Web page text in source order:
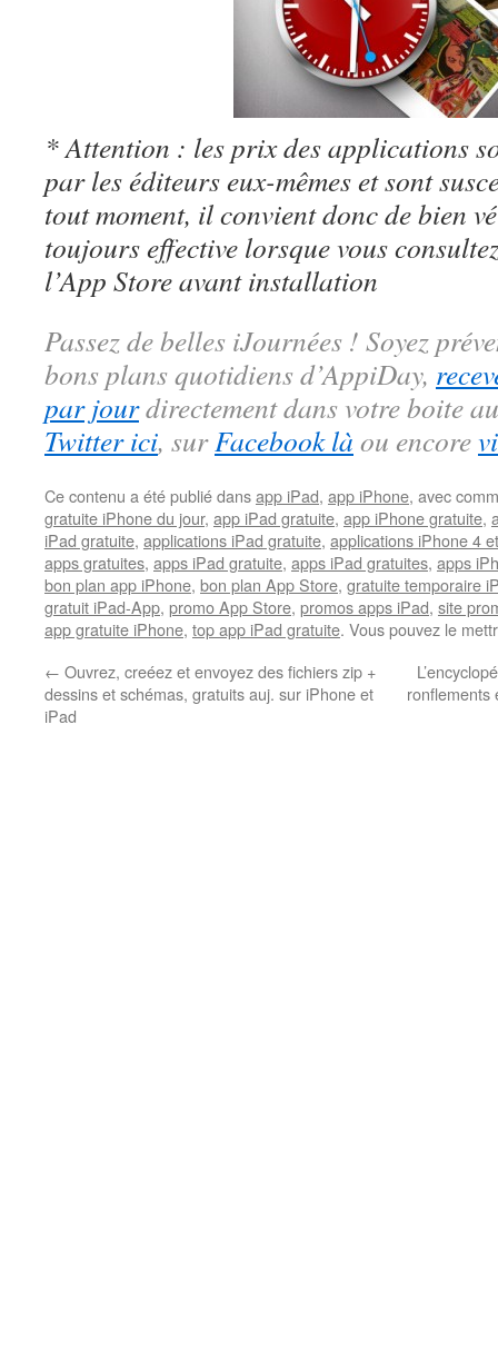
* Attention : les prix des applications
par les éditeurs eux-mêmes et sont
tout moment, il convient donc de bien
toujours effective lorsque vous
l’App Store avant installation
Passez de belles iJournées ! Soyez
bons plans quotidiens d’AppiDay,
par jourdirectement dans votre boite
Twitter ici, surFacebook là ou encore
Ce contenu a été publié dansapp iPad, app iPhone, avec
gratuite iPhone du jour, app iPad gratuite, app iPhone gratuite,
iPad gratuite, applications iPad gratuite, applications iPhone 4
apps gratuites, apps iPad gratuite, apps iPad gratuites, apps
bon plan app iPhone, bon plan App Store, gratuite temporaire
gratuit iPad-App, promo App Store, promos apps iPad, site
app gratuite iPhone, top app iPad gratuite. Vous pouvez le
← Ouvrez, creéez et envoyez des fichiers zip +
dessins et schémas, gratuits auj. sur iPhone et
iPad
ronflements